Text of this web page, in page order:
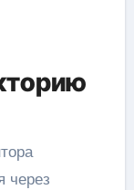
через